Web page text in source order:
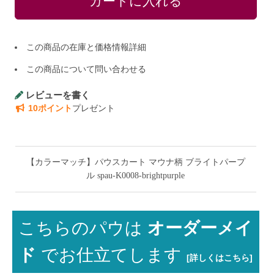
この商品の在庫と価格情報詳細
この商品について問い合わせる
レビューを書く
10ポイントプレゼント
【カラーマッチ】パウスカート マウナ柄 ブライトパープ
ル spau-K0008-brightpurple
こちらのパウは オーダーメイ
ド でお仕立てします[詳しくはこちら]